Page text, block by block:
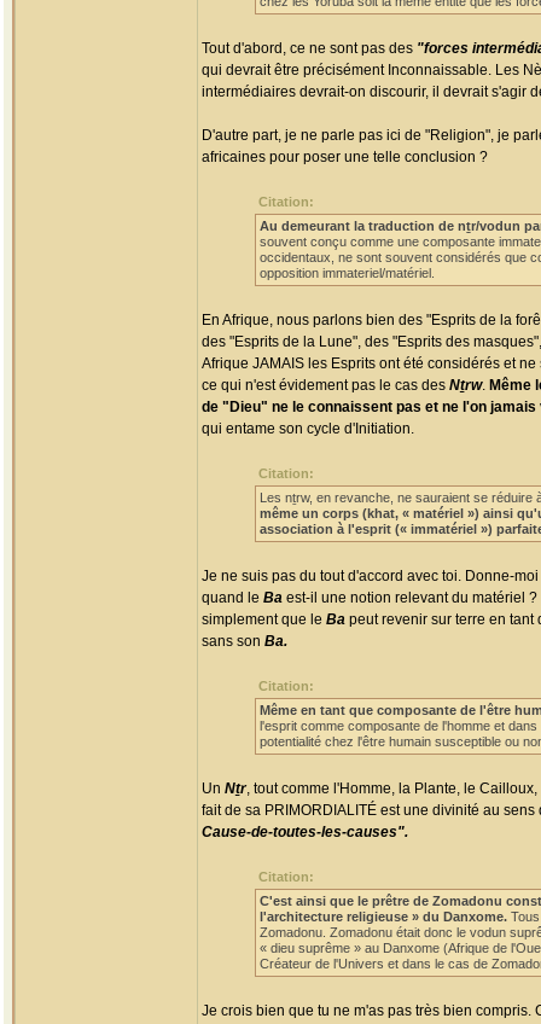
Tout d'abord, ce ne sont pas des "forces
qui devrait être précisément Inconnaissable. Les
intermédiaires devrait-on discourir, il devrait s'agir
D'autre part, je ne parle pas ici de "Religion", je
africaines pour poser une telle conclusion ?
Citation:
Au demeurant la traduction de nṯr/vodun
souvent conçu comme une composante
occidentaux, ne sont souvent considérés que
opposition immateriel/matériel.
En Afrique, nous parlons bien des "Esprits de la
des "Esprits de la Lune", des "Esprits des
Afrique JAMAIS les Esprits ont été considérés et
ce qui n'est évidement pas le cas des Nṯrw. Même
de "Dieu" ne le connaissent pas et ne l'on jamais
qui entame son cycle d'Initiation.
Citation:
Les nṯrw, en revanche, ne sauraient se réduire
même un corps (khat, « matériel ») ainsi
association à l'esprit (« immatériel »)
Je ne suis pas du tout d'accord avec toi. Donne-
quand le Ba est-il une notion relevant du matériel
simplement que le Ba peut revenir sur terre en
sans son Ba.
Citation:
Même en tant que composante de l'être
l'esprit comme composante de l'homme et
potentialité chez l'être humain susceptible ou
Un Nṯr, tout comme l'Homme, la Plante, le
fait de sa PRIMORDIALITÉ est une divinité au
Cause-de-toutes-les-causes".
Citation:
C'est ainsi que le prêtre de Zomadonu
l'architecture religieuse » du Danxome.
Zomadonu. Zomadonu était donc le vodun
« dieu suprême » au Danxome (Afrique de
Créateur de l'Univers et dans le cas de
Je crois bien que tu ne m'as pas très bien